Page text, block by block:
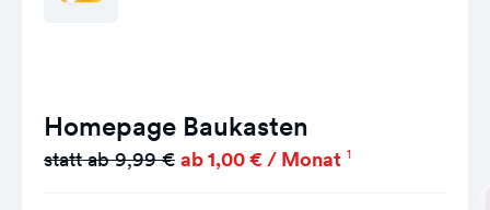
Homepage Baukasten
statt ab 9,99 € ab 1,00 € / Monat 1